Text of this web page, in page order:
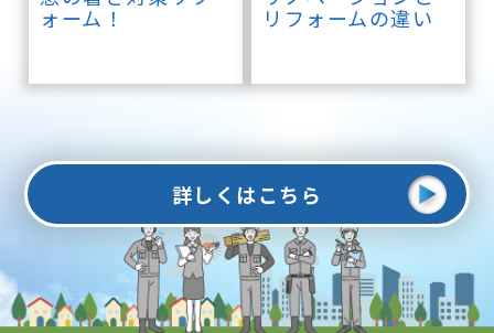
ォーム！ リフォームの違い
詳しくはこちら